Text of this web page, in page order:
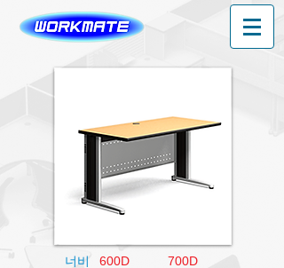
너비
600D
700D